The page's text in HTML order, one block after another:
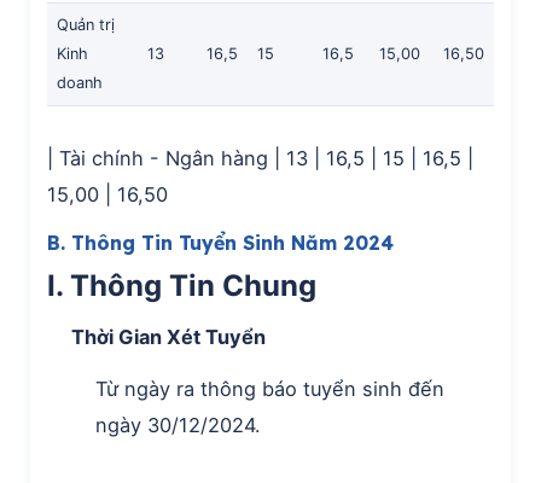
Quản trị
Kinh
doanh
13 16,5 15 16,5 15,00 16,50
| Tài chính - Ngân hàng | 13 | 16,5 | 15 | 16,5 |
15,00 | 16,50
B. Thông Tin Tuyển Sinh Năm 2024
I. Thông Tin Chung
Thời Gian Xét Tuyển
Từ ngày ra thông báo tuyển sinh đến
ngày 30/12/2024.